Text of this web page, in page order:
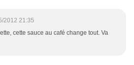
2012 21:35
cette sauce au café change tout. Va